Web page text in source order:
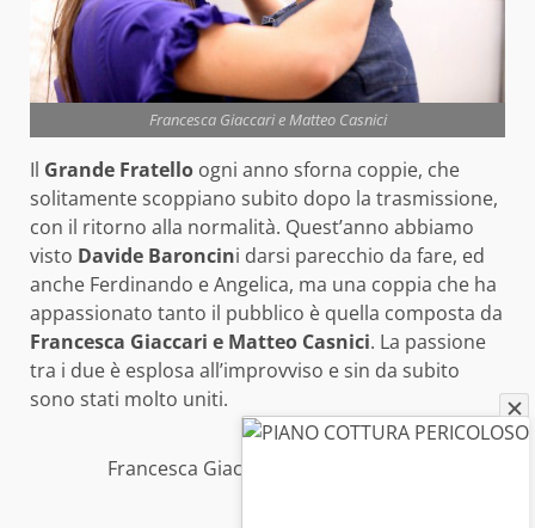
Francesca Giaccari e Matteo Casnici
Il Grande Fratello ogni anno sforna coppie, che
solitamente scoppiano subito dopo la trasmissione,
con il ritorno alla normalità. Quest’anno abbiamo
visto Davide Baroncini darsi parecchio da fare, ed
anche Ferdinando e Angelica, ma una coppia che ha
appassionato tanto il pubblico è quella composta da
Francesca Giaccari e Matteo Casnici. La passione
tra i due è esplosa all’improvviso e sin da subito
sono stati molto uniti.
Francesca Giaccari e Matteo Casnici